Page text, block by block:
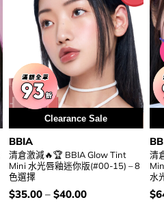
Clearance Sale
BBIA
清倉激減🔥🏆 BBIA Glow Tint
Mini 水光唇釉迷你版(#00-15) – 8
色選擇
價
錢：
$35.00– $40.00
清
水
價
錢
$